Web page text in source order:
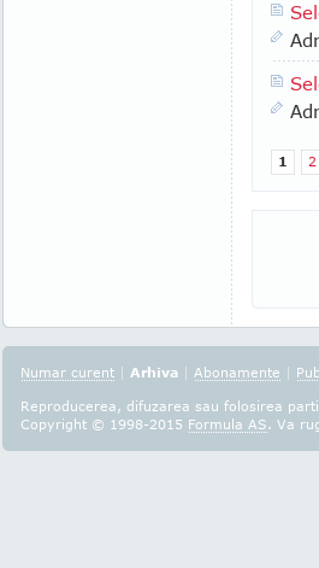
1 2
Numar curent | Arhiva | Abonamente |
Reproducerea, difuzarea sau folosirea
Copyright © 1998-2015 Formula AS. Va